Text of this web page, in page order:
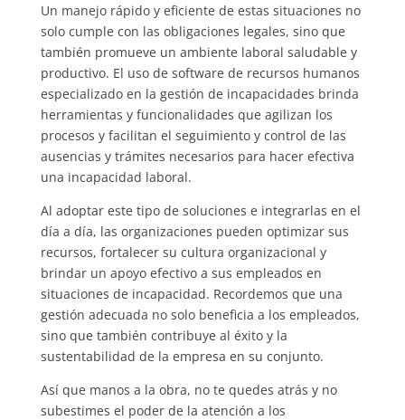
Un manejo rápido y eficiente de estas situaciones no
solo cumple con las obligaciones legales, sino que
también promueve un ambiente laboral saludable y
productivo. El uso de software de recursos humanos
especializado en la gestión de incapacidades brinda
herramientas y funcionalidades que agilizan los
procesos y facilitan el seguimiento y control de las
ausencias y trámites necesarios para hacer efectiva
una incapacidad laboral.
Al adoptar este tipo de soluciones e integrarlas en el
día a día, las organizaciones pueden optimizar sus
recursos, fortalecer su cultura organizacional y
brindar un apoyo efectivo a sus empleados en
situaciones de incapacidad. Recordemos que una
gestión adecuada no solo beneficia a los empleados,
sino que también contribuye al éxito y la
sustentabilidad de la empresa en su conjunto.
Así que manos a la obra, no te quedes atrás y no
subestimes el poder de la atención a los